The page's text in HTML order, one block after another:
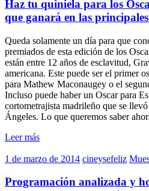
Haz tu quiniela para los
que ganará en las
Queda solamente un día para que
premiados de esta edición de los
están entre 12 años de esclavitud,
americana. Este puede ser el primer
para Mathew Maconaugey o el
Incluso puede haber un Oscar para
cortometrajista madrileño que se
Ángeles. Lo que queremos saber
Leer más
1 de marzo de 2014 cineysefeliz
Programación analizada y